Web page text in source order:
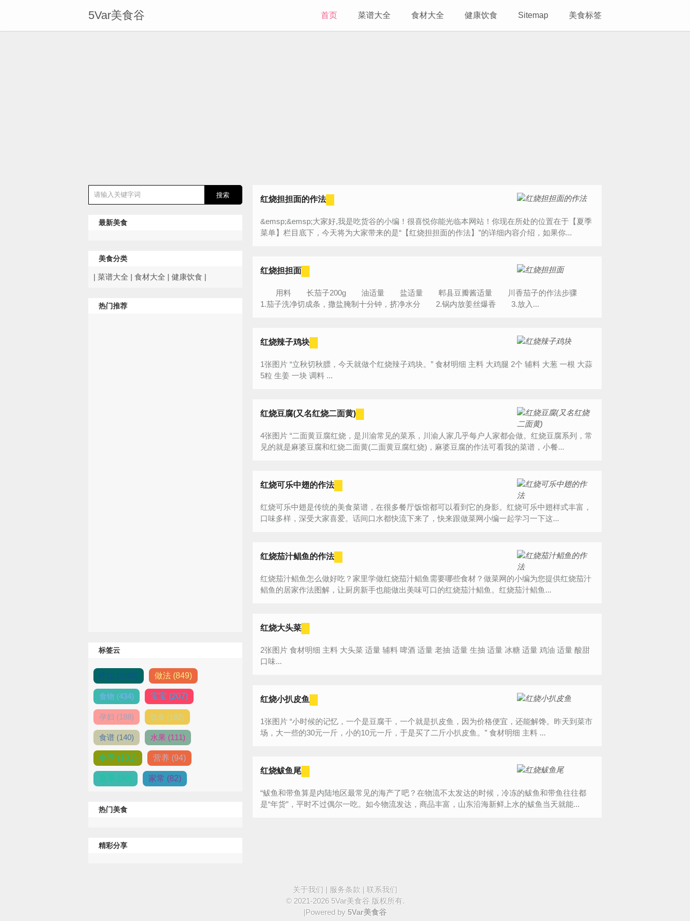
5Var美食谷 首页 菜谱大全 食材大全 健康饮食 Sitemap 美食标签
最新美食
美食分类
| 菜谱大全 | 食材大全 | 健康饮食 |
热门推荐
标签云
作法 (2103) 做法 (849)
食物 (434) 宝宝 (207)
孕妇 (188) 饮食 (182)
食谱 (140) 水果 (111)
冬季 (101) 营养 (94)
夏季 (90) 家常 (82)
热门美食
精彩分享
红烧担担面的作法
&emsp;&emsp;大家好,我是吃货谷的小编！很喜悦你能光临本网站！你现在所处的位置在于【夏季
菜单】栏目底下，今天将为大家带来的是“【红烧担担面的作法】”的详细内容介绍，如果你...
红烧担担面
用料 长茄子200g 油适量 盐适量 郫县豆瓣酱适量 川香茄子的作法步骤
1.茄子洗净切成条，撒盐腌制十分钟，挤净水分 2.锅内放姜丝爆香 3.放入...
红烧辣子鸡块
1张图片 “立秋切秋膘，今天就做个红烧辣子鸡块。” 食材明细 主料 大鸡腿 2个 辅料 大葱 一根 大蒜
5粒 生姜 一块 调料 ...
红烧豆腐(又名红烧二面黄)
4张图片 “二面黄豆腐红烧，是川渝常见的菜系，川渝人家几乎每户人家都会做。红烧豆腐系列，常
见的就是麻婆豆腐和红烧二面黄(二面黄豆腐红烧)，麻婆豆腐的作法可看我的菜谱，小餐...
红烧可乐中翅的作法
红烧可乐中翅是传统的美食菜谱，在很多餐厅饭馆都可以看到它的身影。红烧可乐中翅样式丰富，
口味多样，深受大家喜爱。话间口水都快流下来了，快来跟做菜网小编一起学习一下这...
红烧茄汁鲳鱼的作法
红烧茄汁鲳鱼怎么做好吃？家里学做红烧茄汁鲳鱼需要哪些食材？做菜网的小编为您提供红烧茄汁
鲳鱼的居家作法图解，让厨房新手也能做出美味可口的红烧茄汁鲳鱼。红烧茄汁鲳鱼...
红烧大头菜
2张图片 食材明细 主料 大头菜 适量 辅料 啤酒 适量 老抽 适量 生抽 适量 冰糖 适量 鸡油 适量 酸甜
口味...
红烧小扒皮鱼
1张图片 “小时候的记忆，一个是豆腐干，一个就是扒皮鱼，因为价格便宜，还能解馋。昨天到菜市
场，大一些的30元一斤，小的10元一斤，于是买了二斤小扒皮鱼。” 食材明细 主料 ...
红烧鲅鱼尾
“鲅鱼和带鱼算是内陆地区最常见的海产了吧？在物流不太发达的时候，冷冻的鲅鱼和带鱼往往都
是“年货”，平时不过偶尔一吃。如今物流发达，商品丰富，山东沿海新鲜上水的鲅鱼当天就能...
关于我们 | 服务条款 | 联系我们
© 2021-2026 5Var美食谷 版权所有.
|Powered by 5Var美食谷